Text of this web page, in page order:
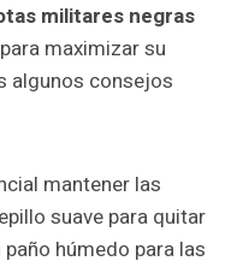
militares negras
maximizar su
algunos consejos
mantener las
suave para quitar
húmedo para las